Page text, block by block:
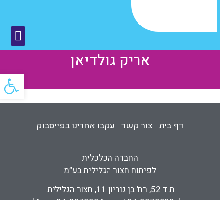
אריק גולדיאן
דף בית צור קשר עקבו אחרינו בפייסבוק
החברה הכלכלית
לפיתוח חצור הגלילית בע״מ
ת.ד 52, רח' בן גוריון 11, חצור הגלילית